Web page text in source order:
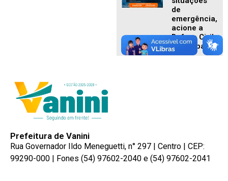
de
emergência,
acione a
Defesa Civil
Municipal
Prefeitura de Vanini
Rua Governador Ildo Meneguetti, n° 297 | Centro | CEP:
99290-000 | Fones (54) 97602-2040 e (54) 97602-2041